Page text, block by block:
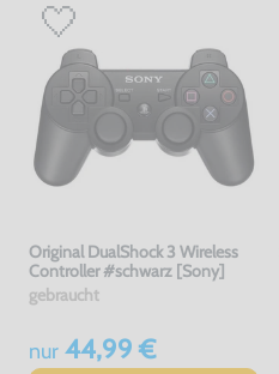
Original DualShock 3 Wireless
Controller #schwarz [Sony]
gebraucht
nur44,99 €